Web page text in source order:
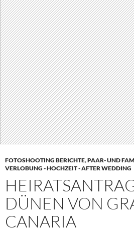
FOTOSHOOTING BERICHTE,PAAR- UND
VERLOBUNG - HOCHZEIT - AFTER WEDDING
DÜNEN VON
CANARIA